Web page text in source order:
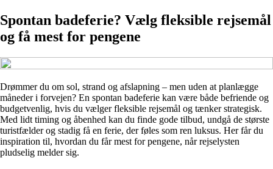
Spontan badeferie? Vælg fleksible rejsemål
og få mest for pengene
Drømmer du om sol, strand og afslapning – men uden at planlægge
måneder i forvejen? En spontan badeferie kan være både befriende og
budgetvenlig, hvis du vælger fleksible rejsemål og tænker strategisk.
Med lidt timing og åbenhed kan du finde gode tilbud, undgå de største
turistfælder og stadig få en ferie, der føles som ren luksus. Her får du
inspiration til, hvordan du får mest for pengene, når rejselysten
pludselig melder sig.